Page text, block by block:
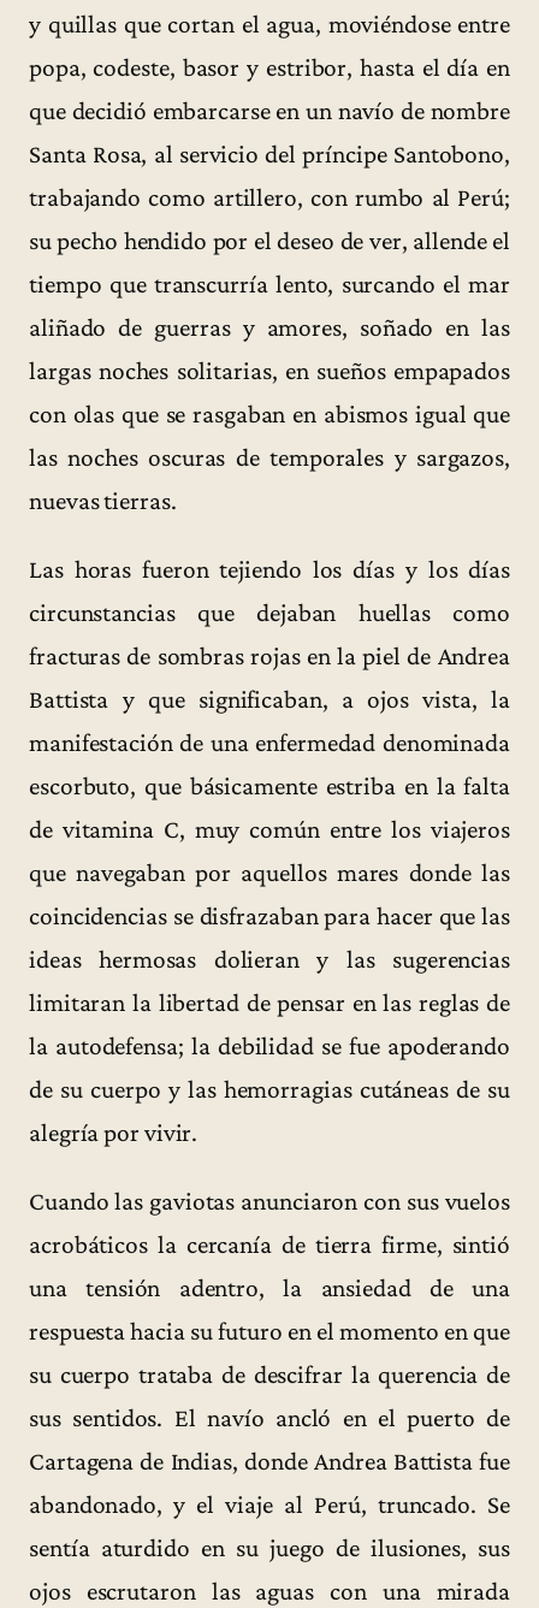
y quillas que cortan el agua, moviéndose entre
popa, codeste, basor y estribor, hasta el día en
que decidió embarcarse en un navío de nombre
Santa Rosa, al servicio del príncipe Santobono,
trabajando como artillero, con rumbo al Perú;
su pecho hendido por el deseo de ver, allende el
tiempo que transcurría lento, surcando el mar
aliñado de guerras y amores, soñado en las
largas noches solitarias, en sueños empapados
con olas que se rasgaban en abismos igual que
las noches oscuras de temporales y sargazos,
nuevas tierras.
Las horas fueron tejiendo los días y los días
circunstancias que dejaban huellas como
fracturas de sombras rojas en la piel de Andrea
Battista y que significaban, a ojos vista, la
manifestación de una enfermedad denominada
escorbuto, que básicamente estriba en la falta
de vitamina C, muy común entre los viajeros
que navegaban por aquellos mares donde las
coincidencias se disfrazaban para hacer que las
ideas hermosas dolieran y las sugerencias
limitaran la libertad de pensar en las reglas de
la autodefensa; la debilidad se fue apoderando
de su cuerpo y las hemorragias cutáneas de su
alegría por vivir.
Cuando las gaviotas anunciaron con sus vuelos
acrobáticos la cercanía de tierra firme, sintió
una tensión adentro, la ansiedad de una
respuesta hacia su futuro en el momento en que
su cuerpo trataba de descifrar la querencia de
sus sentidos. El navío ancló en el puerto de
Cartagena de Indias, donde Andrea Battista fue
abandonado, y el viaje al Perú, truncado. Se
sentía aturdido en su juego de ilusiones, sus
ojos escrutaron las aguas con una mirada